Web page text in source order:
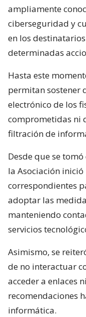
ampliamente
ciberseguridad y
en los
determinadas
Hasta este
permitan sostener
electrónico de los
comprometidas ni
filtración de
Desde que se
la Asociación
correspondientes
adoptar las
manteniendo
servicios
Asimismo, se
de no interactuar
acceder a enlaces
recomendaciones
informática.